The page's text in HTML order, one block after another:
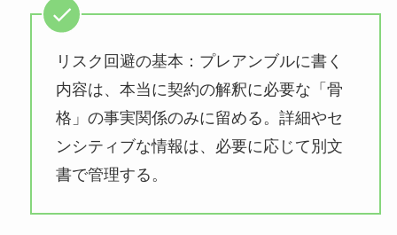
リスク回避の基本：プレアンブルに書く
内容は、本当に契約の解釈に必要な「骨
格」の事実関係のみに留める。詳細やセ
ンシティブな情報は、必要に応じて別文
書で管理する。